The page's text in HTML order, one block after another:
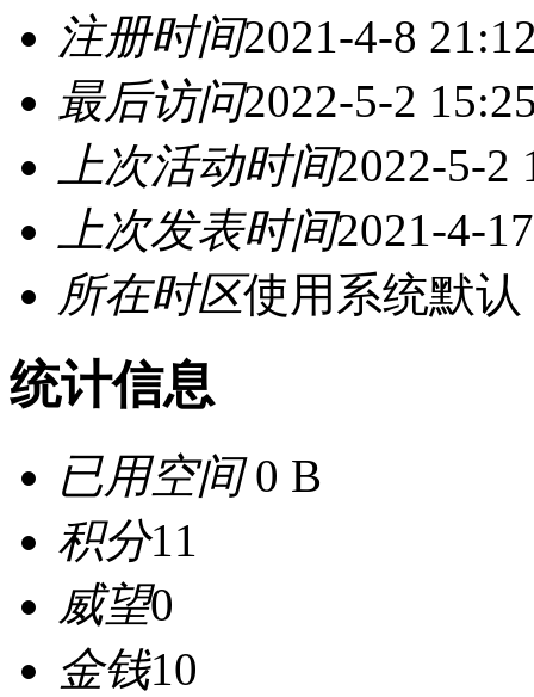
注册时间2021-4-8
最后访问2022-5-2
上次活动时间2022-5-2
上次发表时间2021-4-
所在时区使用系统默认
统计信息
已用空间0 B
积分11
威望0
金钱10